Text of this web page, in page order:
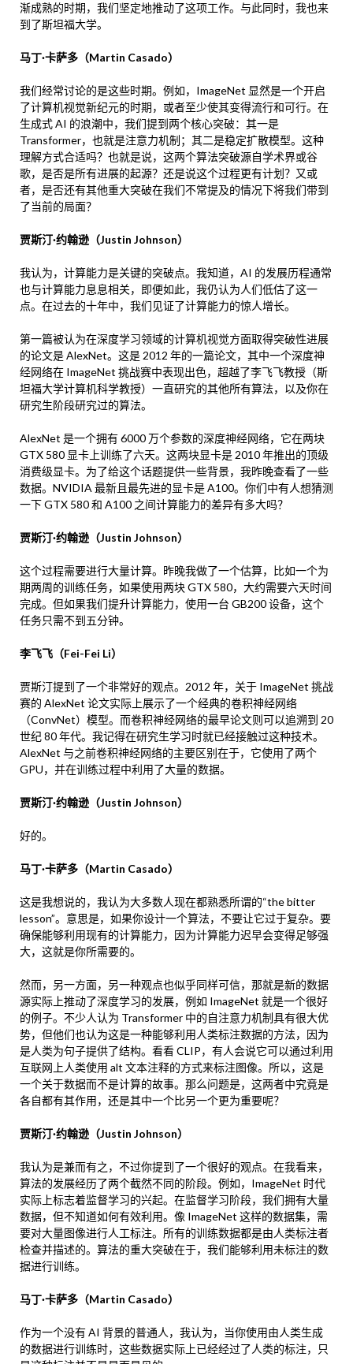
渐成熟的时期，我们坚定地推动了这项工作。与此同时，我也来
到了斯坦福大学。
马丁·卡萨多（Martin Casado）
我们经常讨论的是这些时期。例如，ImageNet 显然是一个开启
了计算机视觉新纪元的时期，或者至少使其变得流行和可行。在
生成式 AI 的浪潮中，我们提到两个核心突破：其一是
Transformer，也就是注意力机制；其二是稳定扩散模型。这种
理解方式合适吗？也就是说，这两个算法突破源自学术界或谷
歌，是否是所有进展的起源？还是说这个过程更有计划？又或
者，是否还有其他重大突破在我们不常提及的情况下将我们带到
了当前的局面？
贾斯汀·约翰逊（Justin Johnson）
我认为，计算能力是关键的突破点。我知道，AI 的发展历程通常
也与计算能力息息相关，即便如此，我仍认为人们低估了这一
点。在过去的十年中，我们见证了计算能力的惊人增长。
第一篇被认为在深度学习领域的计算机视觉方面取得突破性进展
的论文是 AlexNet。这是 2012 年的一篇论文，其中一个深度神
经网络在 ImageNet 挑战赛中表现出色，超越了李飞飞教授（斯
坦福大学计算机科学教授）一直研究的其他所有算法，以及你在
研究生阶段研究过的算法。
AlexNet 是一个拥有 6000 万个参数的深度神经网络，它在两块
GTX 580 显卡上训练了六天。这两块显卡是 2010 年推出的顶级
消费级显卡。为了给这个话题提供一些背景，我昨晚查看了一些
数据。NVIDIA 最新且最先进的显卡是 A100。你们中有人想猜测
一下 GTX 580 和 A100 之间计算能力的差异有多大吗？
贾斯汀·约翰逊（Justin Johnson）
这个过程需要进行大量计算。昨晚我做了一个估算，比如一个为
期两周的训练任务，如果使用两块 GTX 580，大约需要六天时间
完成。但如果我们提升计算能力，使用一台 GB200 设备，这个
任务只需不到五分钟。
李飞飞（Fei-Fei Li）
贾斯汀提到了一个非常好的观点。2012 年，关于 ImageNet 挑战
赛的 AlexNet 论文实际上展示了一个经典的卷积神经网络
（ConvNet）模型。而卷积神经网络的最早论文则可以追溯到 20
世纪 80 年代。我记得在研究生学习时就已经接触过这种技术。
AlexNet 与之前卷积神经网络的主要区别在于，它使用了两个
GPU，并在训练过程中利用了大量的数据。
贾斯汀·约翰逊（Justin Johnson）
好的。
马丁·卡萨多（Martin Casado）
这是我想说的，我认为大多数人现在都熟悉所谓的“the bitter
lesson”。意思是，如果你设计一个算法，不要让它过于复杂。要
确保能够利用现有的计算能力，因为计算能力迟早会变得足够强
大，这就是你所需要的。
然而，另一方面，另一种观点也似乎同样可信，那就是新的数据
源实际上推动了深度学习的发展，例如 ImageNet 就是一个很好
的例子。不少人认为 Transformer 中的自注意力机制具有很大优
势，但他们也认为这是一种能够利用人类标注数据的方法，因为
是人类为句子提供了结构。看看 CLIP，有人会说它可以通过利用
互联网上人类使用 alt 文本注释的方式来标注图像。所以，这是
一个关于数据而不是计算的故事。那么问题是，这两者中究竟是
各自都有其作用，还是其中一个比另一个更为重要呢？
贾斯汀·约翰逊（Justin Johnson）
我认为是兼而有之，不过你提到了一个很好的观点。在我看来，
算法的发展经历了两个截然不同的阶段。例如，ImageNet 时代
实际上标志着监督学习的兴起。在监督学习阶段，我们拥有大量
数据，但不知道如何有效利用。像 ImageNet 这样的数据集，需
要对大量图像进行人工标注。所有的训练数据都是由人类标注者
检查并描述的。算法的重大突破在于，我们能够利用未标注的数
据进行训练。
马丁·卡萨多（Martin Casado）
作为一个没有 AI 背景的普通人，我认为，当你使用由人类生成
的数据进行训练时，这些数据实际上已经经过了人类的标注，只